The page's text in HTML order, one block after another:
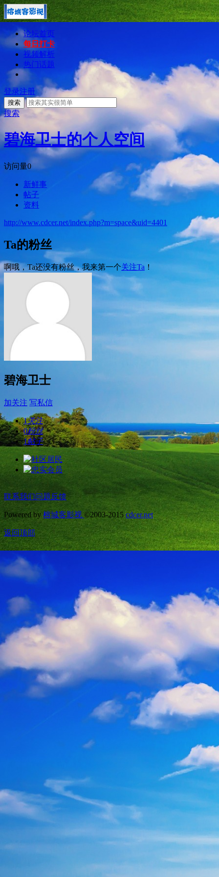
论坛首页
每日打卡
视频解析
热门话题
登录注册
搜索
搜索
碧海卫士的个人空间
访问量0
新鲜事
帖子
资料
http://www.cdcer.net/index.php?m=space&uid=4401
Ta的粉丝
啊哦，Ta还没有粉丝，我来第一个关注Ta ！
碧海卫士
加关注 写私信
1关注
0粉丝
1帖子
联系我们问题反馈
Powered by榕城客影视 ©2003-2015cdcer.net
返回顶部